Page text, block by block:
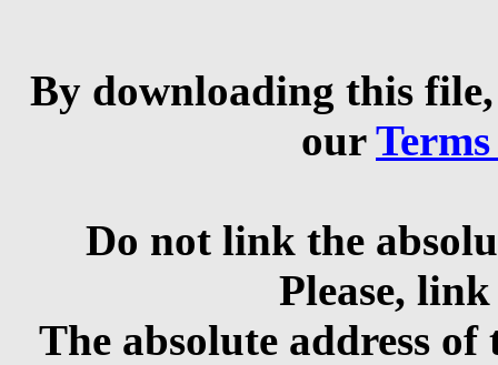
By downloading this
our
Do not link the
Please,
The absolute address